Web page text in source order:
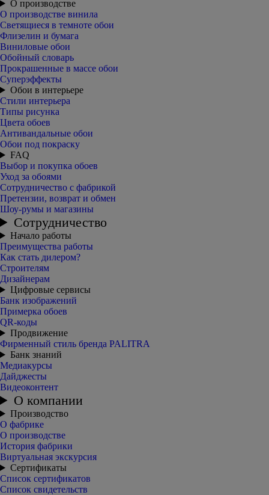
О производстве
О производстве винила
Светящиеся в темноте обои
Флизелин и бумага
Виниловые обои
Обойный словарь
Прокрашенные в массе обои
Суперэффекты
Обои в интерьере
Стили интерьера
Типы рисунка
Цвета обоев
Антивандальные обои
Обои под покраску
FAQ
Выбор и покупка обоев
Уход за обоями
Сотрудничество с фабрикой
Претензии, возврат и обмен
Шоу-румы и магазины
Сотрудничество
Начало работы
Преимущества работы
Как стать дилером?
Строителям
Дизайнерам
Цифровые сервисы
Банк изображений
Примерка обоев
QR-коды
Продвижение
Фирменный стиль бренда PALITRA
Банк знаний
Медиакурсы
Дайджесты
Видеоконтент
О компании
Производство
О фабрике
О производстве
История фабрики
Виртуальная экскурсия
Сертификаты
Список сертификатов
Список свидетельств